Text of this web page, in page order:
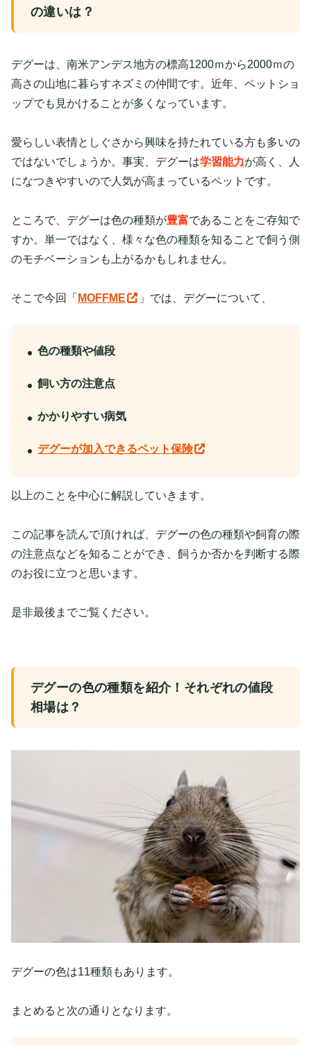
の違いは？
デグーは、南米アンデス地方の標高1200ｍから2000ｍの
高さの山地に暮らすネズミの仲間です。近年、ペットショ
ップでも見かけることが多くなっています。
愛らしい表情としぐさから興味を持たれている方も多いの
ではないでしょうか。事実、デグーは学習能力が高く、人
になつきやすいので人気が高まっているペットです。
ところで、デグーは色の種類が豊富であることをご存知で
すか。単一ではなく、様々な色の種類を知ることで飼う側
のモチベーションも上がるかもしれません。
そこで今回「 MOFFME 」では、デグーについて、
色の種類や値段
飼い方の注意点
かかりやすい病気
デグーが加入できるペット保険
以上のことを中心に解説していきます。
この記事を読んで頂ければ、デグーの色の種類や飼育の際
の注意点などを知ることができ、飼うか否かを判断する際
のお役に立つと思います。
是非最後までご覧ください。
デグーの色の種類を紹介！それぞれの値段
相場は？
デグーの色は11種類もあります。
まとめると次の通りとなります。